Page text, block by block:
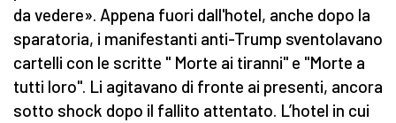
da vedere». Appena fuori dall'hotel, anche dopo la
sparatoria, i manifestanti anti-Trump sventolavano
cartelli con le scritte " Morte ai tiranni" e "Morte a
tutti loro". Li agitavano di fronte ai presenti, ancora
sotto shock dopo il fallito attentato. L’hotel in cui